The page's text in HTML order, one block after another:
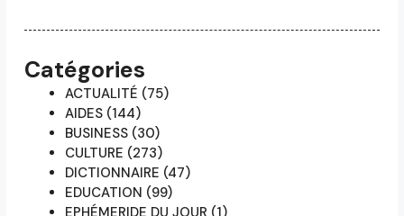
Catégories
ACTUALITÉ (75)
AIDES (144)
BUSINESS (30)
CULTURE (273)
DICTIONNAIRE (47)
EDUCATION (99)